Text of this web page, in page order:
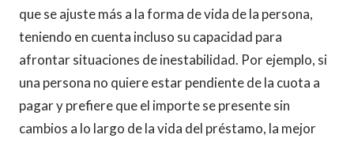
que se ajuste más a la forma de vida de la persona,
teniendo en cuenta incluso su capacidad para
afrontar situaciones de inestabilidad. Por ejemplo, si
una persona no quiere estar pendiente de la cuota a
pagar y prefiere que el importe se presente sin
cambios a lo largo de la vida del préstamo, la mejor